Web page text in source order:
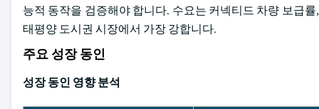
능적 동작을 검증해야 합니다. 수요는 커넥티드 차량 보급
태평양 도시권 시장에서 가장 강합니다.
주요 성장 동인
성장 동인 영향 분석